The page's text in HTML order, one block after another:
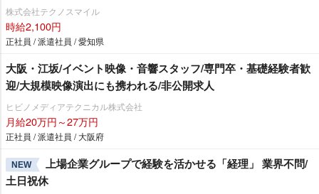
株式会社テクノスマイル
時給2,100円
正社員 / 派遣社員 / 愛知県
大阪・江坂/イベント映像・音響スタッフ/専門卒・基礎経験者歓
迎/大規模映像演出にも携われる/非公開求人
ヒビノメディアテクニカル株式会社
月給20万円～27万円
正社員 / 派遣社員 / 大阪府
NEW
上場企業グループで経験を活かせる「経理」 業界不問/
土日祝休